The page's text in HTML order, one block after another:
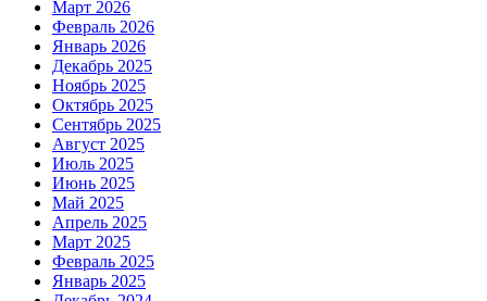
Март 2026
Февраль 2026
Январь 2026
Декабрь 2025
Ноябрь 2025
Октябрь 2025
Сентябрь 2025
Август 2025
Июль 2025
Июнь 2025
Май 2025
Апрель 2025
Март 2025
Февраль 2025
Январь 2025